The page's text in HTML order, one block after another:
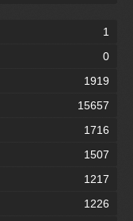
1
0
1919
15657
1716
1507
1217
1226